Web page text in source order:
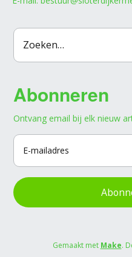
Abonneren
Ontvang email bij elk nieuw
Gemaakt met Make.